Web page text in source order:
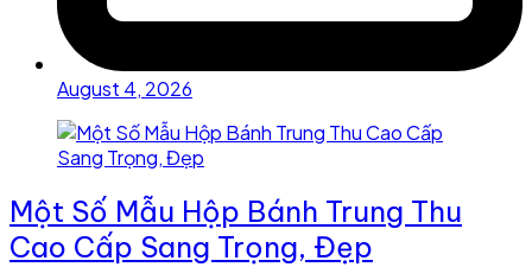
August 4, 2026
Một Số Mẫu Hộp Bánh Trung Thu
Cao Cấp Sang Trọng, Đẹp